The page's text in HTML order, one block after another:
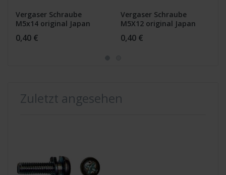
Vergaser Schraube
M5x14 original Japan
style für alle Honda
Modelle für Mikuni und
0,40 €
Vergaser Schraube
M5X12 original Japan
style für alle Honda
Modelle für Mikuni und
0,40 €
Zuletzt angesehen